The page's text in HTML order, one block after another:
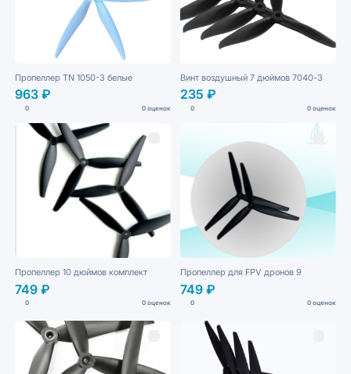
Пропеллер TN 1050-3 белые
963 ₽
0 0 оценок
Винт воздушный 7 дюймов 7040-3
235 ₽
0 0 оценок
Пропеллер 10 дюймов комплект
749 ₽
0 0 оценок
Пропеллер для FPV дронов 9
749 ₽
0 0 оценок